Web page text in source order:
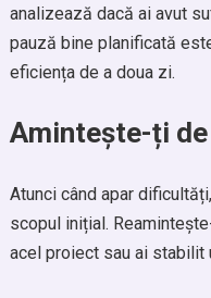
analizează dacă ai avut
pauză bine planificată
eficiența de a doua zi.
Amintește-ți
Atunci când apar
scopul inițial.
acel proiect sau ai stabilit